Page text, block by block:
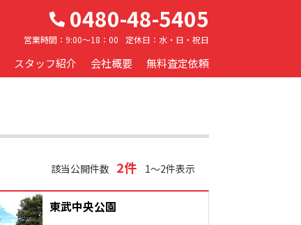
0480-48-5405
営業時間： 9:00～18：00 定休日： 水・日・祝日
スタッフ紹介 会社概要 無料査定依頼
該当公開件数 2件 1～2件表示
東武中央公園